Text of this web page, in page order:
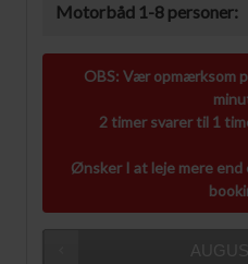
Motorbåd 1-8 personer:
OBS: Vær opmærksom
2 timer svarer til 1
Ønsker I at leje mere end